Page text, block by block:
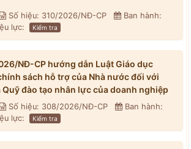
Số hiệu: 310/2026/NĐ-CP
Ban hành:
lực: Kiểm tra
NĐ-CP hướng dẫn Luật Giáo dục
sách hỗ trợ của Nhà nước đối với
đào tạo nhân lực của doanh nghiệp
Số hiệu: 308/2026/NĐ-CP
Ban hành:
lực: Kiểm tra